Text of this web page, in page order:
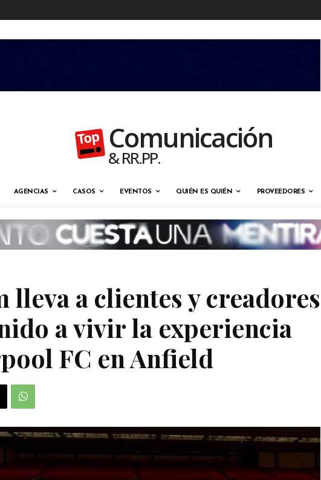
Comunicación
& RR.PP.
AGENCIAS CASOS EVENTOS QUIÉN ES QUIÉN PROVEEDORES
lleva a clientes y creadores
a vivir la experiencia
FC en Anfield